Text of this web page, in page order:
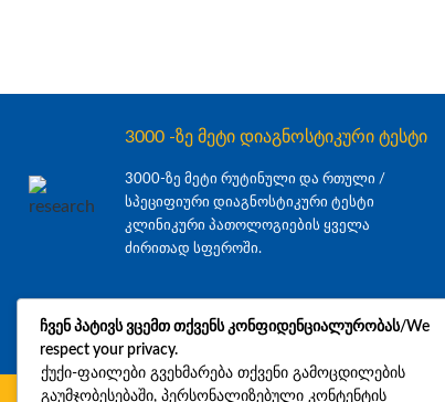
3000 -ზე მეტი დიაგნოსტიკური ტესტი
3000-ზე მეტი რუტინული და რთული /
სპეციფიური დიაგნოსტიკური ტესტი
კლინიკური პათოლოგიების ყველა
ძირითად სფეროში.
ჩვენ პატივს ვცემთ თქვენს კონფიდენციალურობას/We
respect your privacy.
ქუქი-ფაილები გვეხმარება თქვენი გამოცდილების
გაუმჯობესებაში, პერსონალიზებული კონტენტის